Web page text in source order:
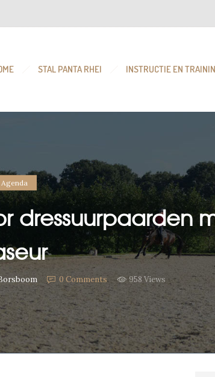
STAL PANTA RHEI INSTRUCTIE EN
Agenda
dressuurpaarden
0 Comments 958 Views